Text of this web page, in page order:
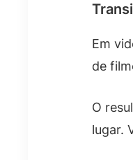
Em
de
O
lugar.